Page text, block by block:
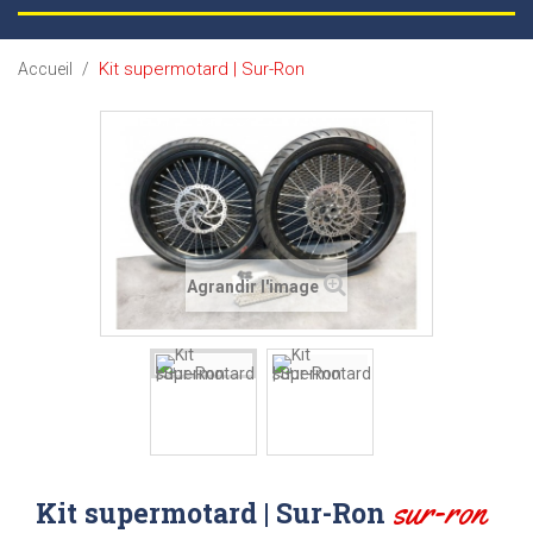
Accueil / Kit supermotard | Sur-Ron
Agrandir l'image
Kit supermotard | Sur-Ron sur-ron